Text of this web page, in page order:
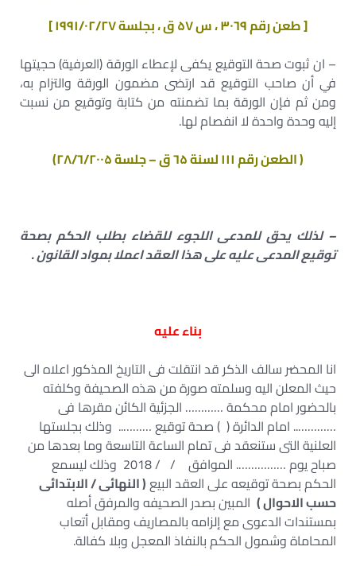
[ طعن رقم ۳۰٦۹ ، س ۵۷ ق ، بجلسة ۱۹۹۱/۰۲/۲۷ ]
– ان ثبوت صحة التوقيع يكفى لإعطاء الورقة (العرفية) حجيتها
في أن صاحب التوقيع قد ارتضى مضمون الورقة والتزام به،
ومن ثم فإن الورقة بما تضمنته من كتابة وتوقيع من نسبت
إليه وحدة واحدة لا انفصام لها.
( الطعن رقم ۱۱۱ لسنة ٦۵ ق – جلسة ۲۸/٦/۲۰۰۵)
– لذلك يحق للمدعى اللجوء للقضاء بطلب الحكم بصحة
توقيع المدعى عليه على هذا العقد اعملا بمواد القانون .
بناء عليه
انا المحضر سالف الذكر قد انتقلت فى التاريخ المذكور اعلاه الى
حيث المعلن اليه وسلمته صورة من هذه الصحيفة وكلفته
بالحضور امام محكمة ………… الجزئية الكائن مقرها فى
………….. امام الدائرة ( ) صحة توقيع ……….. وذلك بجلستها
العلنية التى ستنعقد فى تمام الساعة التاسعة وما بعدها من
صباح يوم ……………. الموافق / / 2018 وذلك ليسمع
الحكم بصحة توقيعه على العقد البيع( النهائى / الابتدائى
حسب الاحوال ) المبين بصدر الصحيفه والمرفق أصله
بمستندات الدعوى مع إلزامه بالمصاريف ومقابل أتعاب
المحاماة وشمول الحكم بالنفاذ المعجل وبلا كفالة.